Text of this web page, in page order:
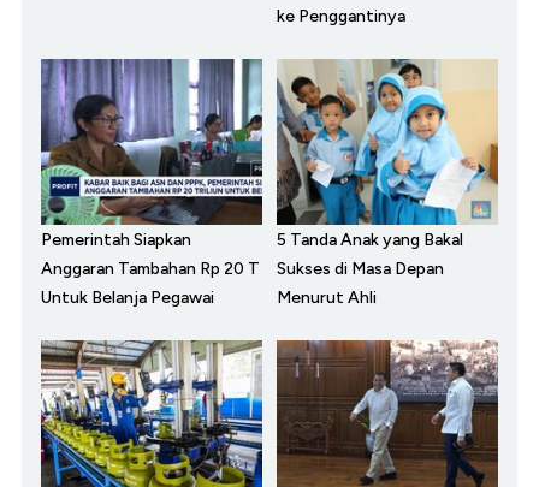
ke Penggantinya
Pemerintah Siapkan
Anggaran Tambahan Rp 20 T
Untuk Belanja Pegawai
5 Tanda Anak yang Bakal
Sukses di Masa Depan
Menurut Ahli